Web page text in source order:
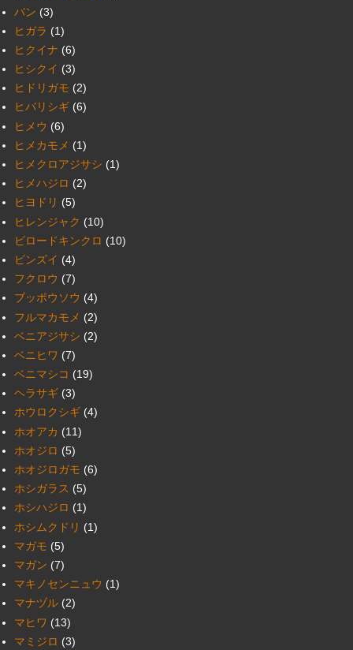
バン (3)
ヒガラ (1)
ヒクイナ (6)
ヒシクイ (3)
ヒドリガモ (2)
ヒバリシギ (6)
ヒメウ (6)
ヒメカモメ (1)
ヒメクロアジサシ (1)
ヒメハジロ (2)
ヒヨドリ (5)
ヒレンジャク (10)
ビロードキンクロ (10)
ビンズイ (4)
フクロウ (7)
ブッポウソウ (4)
フルマカモメ (2)
ベニアジサシ (2)
ベニヒワ (7)
ベニマシコ (19)
ヘラサギ (3)
ホウロクシギ (4)
ホオアカ (11)
ホオジロ (5)
ホオジロガモ (6)
ホシガラス (5)
ホシハジロ (1)
ホシムクドリ (1)
マガモ (5)
マガン (7)
マキノセンニュウ (1)
マナヅル (2)
マヒワ (13)
マミジロ (3)